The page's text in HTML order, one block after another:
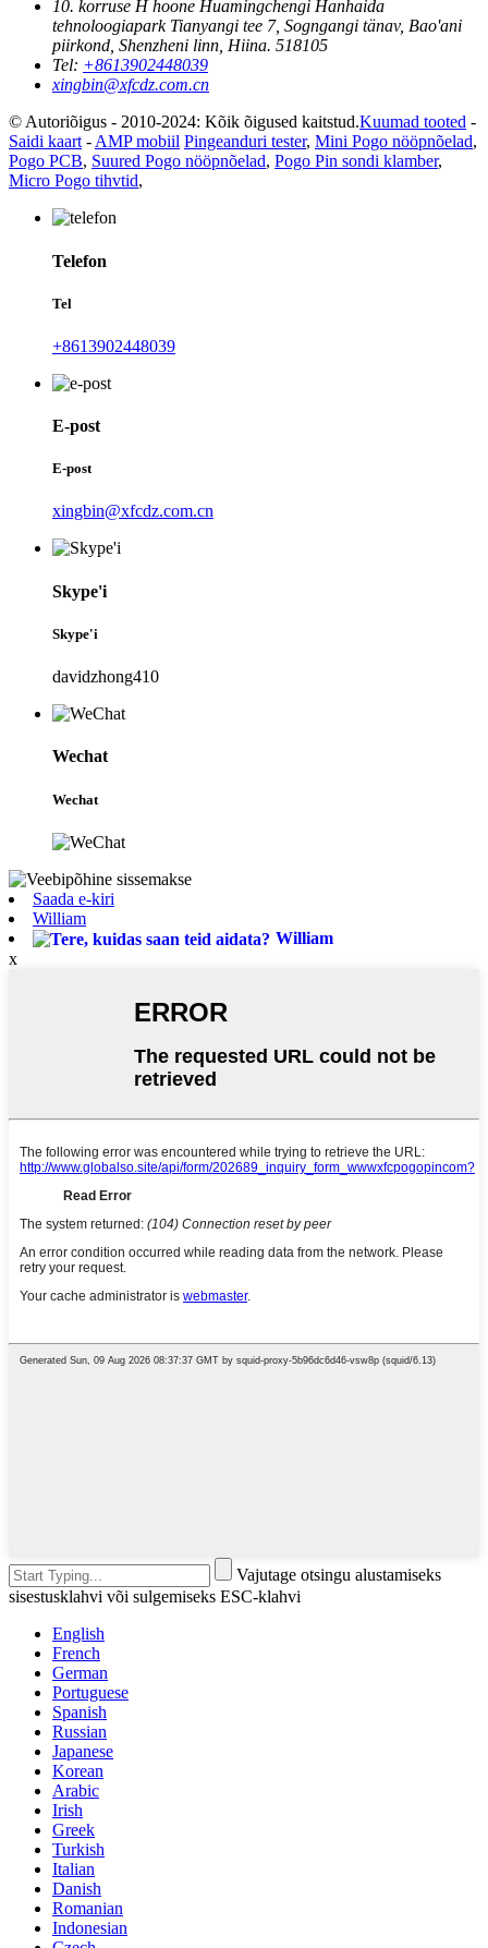
10. korruse H hoone Huamingchengi Hanhaida
tehnoloogiapark Tianyangi tee 7, Sogngangi tänav, Bao'ani
piirkond, Shenzheni linn, Hiina. 518105
Tel: +8613902448039
xingbin@xfcdz.com.cn
© Autoriõigus - 2010-2024: Kõik õigused kaitstud.Kuumad tooted -
Saidi kaart - AMP mobiil Pingeanduri tester, Mini Pogo nööpnõelad,
Pogo PCB, Suured Pogo nööpnõelad, Pogo Pin sondi klamber,
Micro Pogo tihvtid,
Telefon
Tel
+8613902448039
E-post
E-post
xingbin@xfcdz.com.cn
Skype'i
Skype'i
davidzhong410
Wechat
Wechat
Saada e-kiri
William
William
x
Vajutage otsingu alustamiseks
sisestusklahvi või sulgemiseks ESC-klahvi
English
French
German
Portuguese
Spanish
Russian
Japanese
Korean
Arabic
Irish
Greek
Turkish
Italian
Danish
Romanian
Indonesian